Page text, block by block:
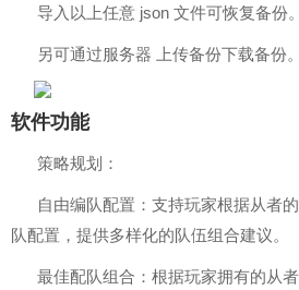
导入以上任意 json 文件可恢复备份。
另可通过服务器 上传备份下载备份。
软件功能
策略规划：
自由编队配置：支持玩家根据从者
队配置，提供多样化的队伍组合建议。
最佳配队组合：根据玩家拥有的从